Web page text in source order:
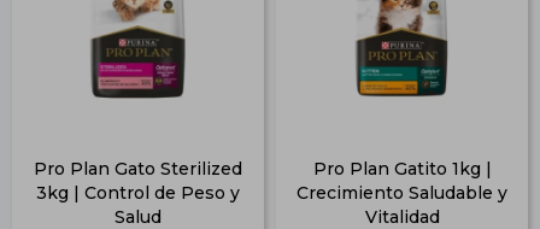
Pro Plan Gato Sterilized
3kg | Control de Peso y
Salud
Pro Plan Gatito 1kg |
Crecimiento Saludable y
Vitalidad